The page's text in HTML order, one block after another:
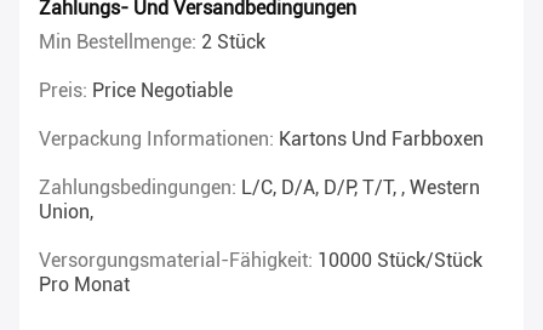
Zahlungs- Und Versandbedingungen
Min Bestellmenge: 2 Stück
Preis: Price Negotiable
Verpackung Informationen: Kartons Und Farbboxen
Zahlungsbedingungen: L/C, D/A, D/P, T/T, , Western
Union,
Versorgungsmaterial-Fähigkeit: 10000 Stück/Stück
Pro Monat